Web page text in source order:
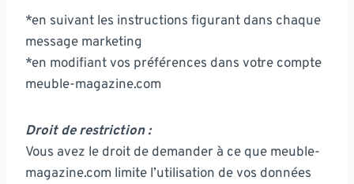
*en suivant les instructions figurant dans chaque
message marketing
*en modifiant vos préférences dans votre compte
meuble-magazine.com
Droit de restriction :
Vous avez le droit de demander à ce que meuble-
magazine.com limite l’utilisation de vos données